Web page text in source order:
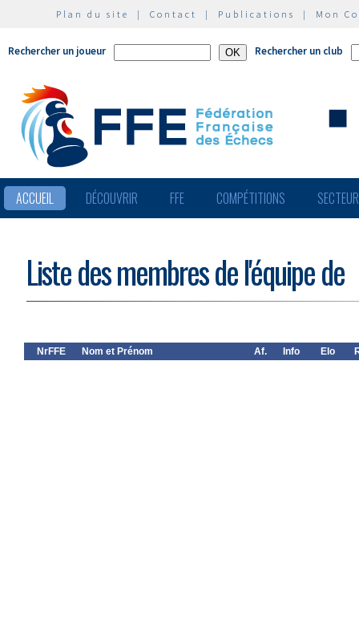
Plan du site | Contact | Publications | Mon
Rechercher un joueur Rechercher un club
ACCUEIL DÉCOUVRIR FFE COMPÉTITIONS
Liste des membres de l'équipe de
NrFFE Nom et Prénom Af. Info Elo